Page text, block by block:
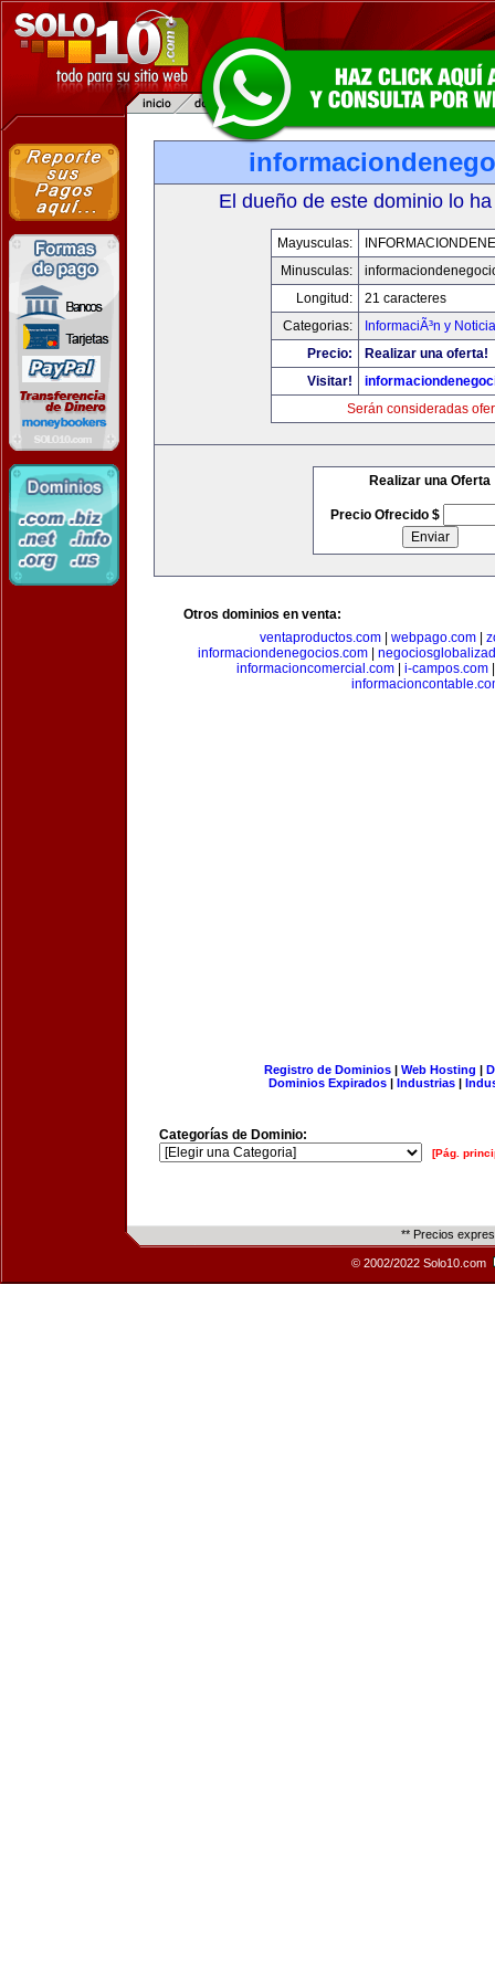
El dueño de este dominio lo
Mayusculas:
Minusculas:
Longitud:
21 caracteres
Categorias:
InformaciÃ³n y
Precio:
Realizar una oferta!
Visitar!
Serán consideradas
Realizar una Oferta
Precio Ofrecido $
Otros dominios en venta:
ventaproductos.com
webpago.com
informaciondenegocios.com|
informacioncomercial.com| i-campos.com
Registro de Dominios| Web Hosting |
Dominios Expirados | Industrias |
Categorías de Dominio:
[Pág.
** Precios
© 2002/2022 Solo10.com